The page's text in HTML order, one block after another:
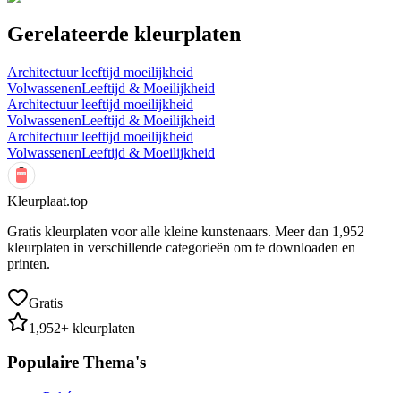
Gerelateerde kleurplaten
Architectuur leeftijd moeilijkheid
VolwassenenLeeftijd & Moeilijkheid
Architectuur leeftijd moeilijkheid
VolwassenenLeeftijd & Moeilijkheid
Architectuur leeftijd moeilijkheid
VolwassenenLeeftijd & Moeilijkheid
Kleurplaat.top
Gratis kleurplaten voor alle kleine kunstenaars. Meer dan 1,952
kleurplaten in verschillende categorieën om te downloaden en
printen.
Gratis
1,952+ kleurplaten
Populaire Thema's